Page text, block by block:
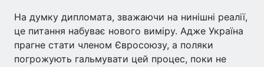
На думку дипломата, зважаючи на нинішні реалії,
це питання набуває нового виміру. Адже Україна
прагне стати членом Євросоюзу, а поляки
погрожують гальмувати цей процес, поки не